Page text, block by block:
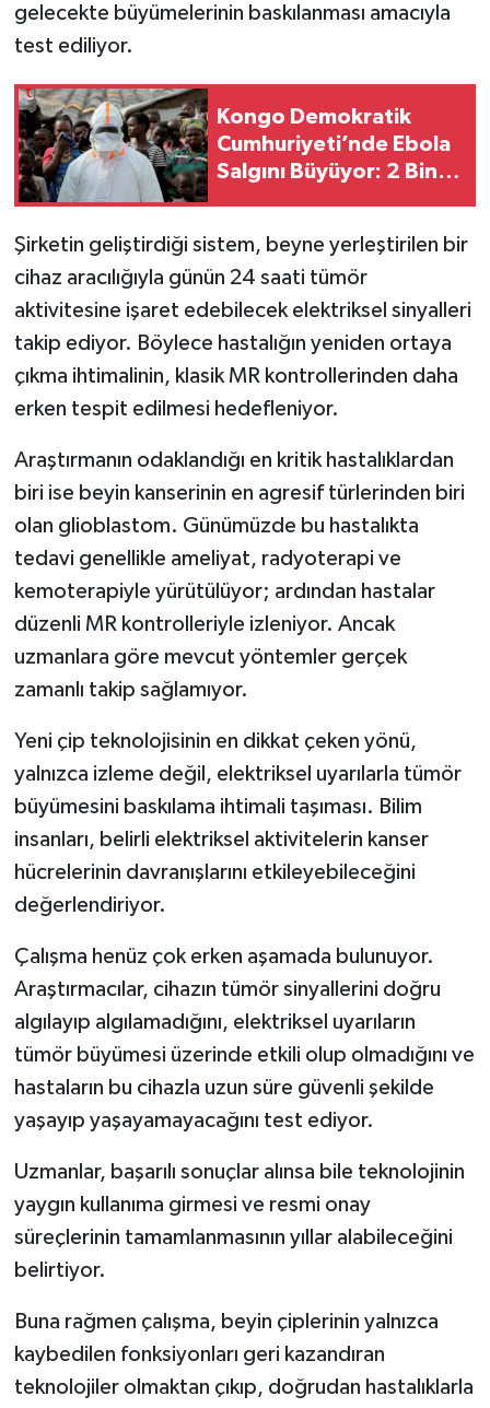
gelecekte büyümelerinin baskılanması amacıyla
test ediliyor.
Kongo Demokratik
Cumhuriyeti’nde Ebola
Salgını Büyüyor: 2 Bin
Şirketin geliştirdiği sistem, beyne yerleştirilen bir
cihaz aracılığıyla günün 24 saati tümör
aktivitesine işaret edebilecek elektriksel sinyalleri
takip ediyor. Böylece hastalığın yeniden ortaya
çıkma ihtimalinin, klasik MR kontrollerinden daha
erken tespit edilmesi hedefleniyor.
Araştırmanın odaklandığı en kritik hastalıklardan
biri ise beyin kanserinin en agresif türlerinden biri
olan glioblastom. Günümüzde bu hastalıkta
tedavi genellikle ameliyat, radyoterapi ve
kemoterapiyle yürütülüyor; ardından hastalar
düzenli MR kontrolleriyle izleniyor. Ancak
uzmanlara göre mevcut yöntemler gerçek
zamanlı takip sağlamıyor.
Yeni çip teknolojisinin en dikkat çeken yönü,
yalnızca izleme değil, elektriksel uyarılarla tümör
büyümesini baskılama ihtimali taşıması. Bilim
insanları, belirli elektriksel aktivitelerin kanser
hücrelerinin davranışlarını etkileyebileceğini
değerlendiriyor.
Çalışma henüz çok erken aşamada bulunuyor.
Araştırmacılar, cihazın tümör sinyallerini doğru
algılayıp algılamadığını, elektriksel uyarıların
tümör büyümesi üzerinde etkili olup olmadığını ve
hastaların bu cihazla uzun süre güvenli şekilde
yaşayıp yaşayamayacağını test ediyor.
Uzmanlar, başarılı sonuçlar alınsa bile teknolojinin
yaygın kullanıma girmesi ve resmi onay
süreçlerinin tamamlanmasının yıllar alabileceğini
belirtiyor.
Buna rağmen çalışma, beyin çiplerinin yalnızca
kaybedilen fonksiyonları geri kazandıran
teknolojiler olmaktan çıkıp, doğrudan hastalıklarla